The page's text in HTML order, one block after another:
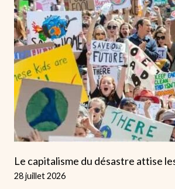
Le capitalisme du désastre attise
28 juillet 2026